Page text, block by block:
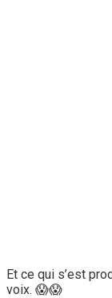
Et ce qui s’est
voix. 😱😱